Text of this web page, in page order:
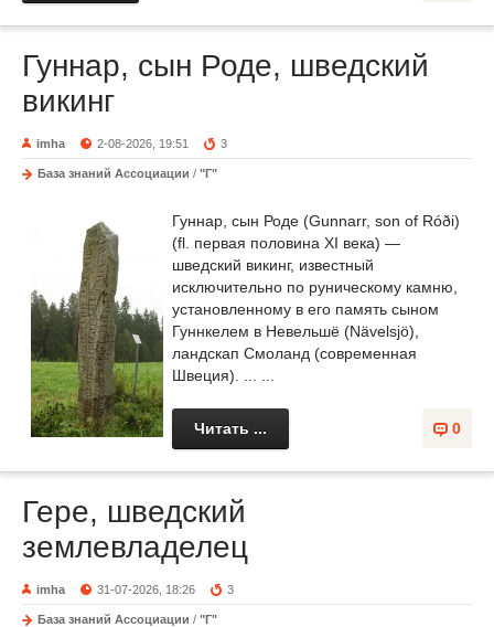
Гуннар, сын Роде, шведский
викинг
imha 2-08-2026, 19:51 3
База знаний Ассоциации / "Г"
Гуннар, сын Роде (Gunnarr, son of Róði)
(fl. первая половина XI века) —
шведский викинг, известный
исключительно по руническому камню,
установленному в его память сыном
Гуннкелем в Невельшё (Nävelsjö),
ландскап Смоланд (современная
Швеция). ... ...
0
Читать ...
Гере, шведский
землевладелец
imha 31-07-2026, 18:26 3
База знаний Ассоциации / "Г"